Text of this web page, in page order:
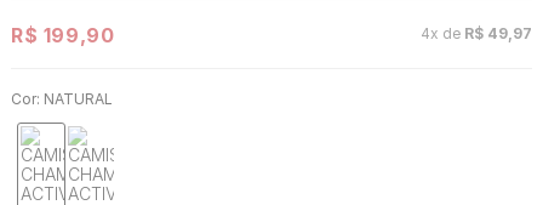
R$ 199,90 4x de R$ 49 97
Cor: NATURAL